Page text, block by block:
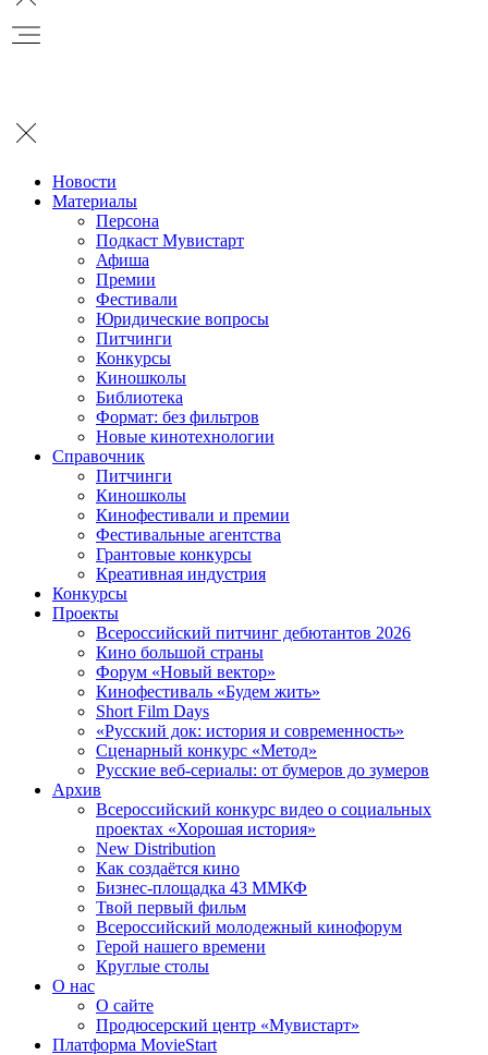
Новости
Материалы
Персона
Подкаст Мувистарт
Афиша
Премии
Фестивали
Юридические вопросы
Питчинги
Конкурсы
Киношколы
Библиотека
Формат: без фильтров
Новые кинотехнологии
Справочник
Питчинги
Киношколы
Кинофестивали и премии
Фестивальные агентства
Грантовые конкурсы
Креативная индустрия
Конкурсы
Проекты
Всероссийский питчинг дебютантов 2026
Кино большой страны
Форум «Новый вектор»
Кинофестиваль «Будем жить»
Short Film Days
«Русский док: история и современность»
Сценарный конкурс «Метод»
Русские веб-сериалы: от бумеров до зумеров
Архив
Всероссийский конкурс видео о социальных
проектах «Хорошая история»
New Distribution
Как создаётся кино
Бизнес-площадка 43 ММКФ
Твой первый фильм
Всероссийский молодежный кинофорум
Герой нашего времени
Круглые столы
О нас
О сайте
Продюсерский центр «Мувистарт»
Платформа MovieStart